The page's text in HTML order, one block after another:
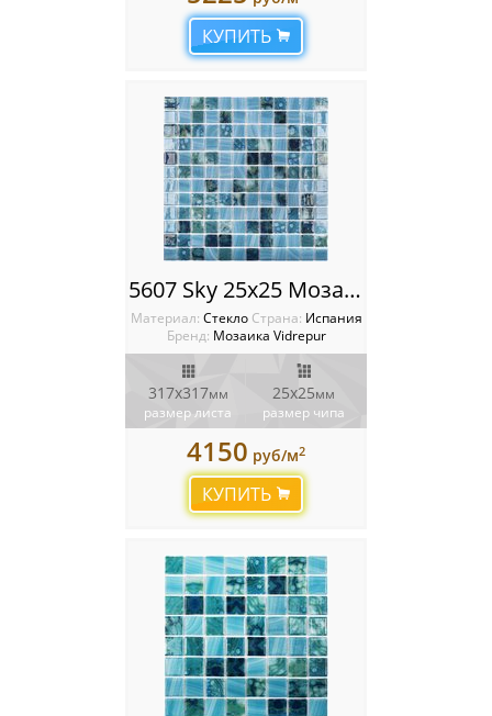
КУПИТЬ
5607 Sky 25x25 Мозаика Vidrepur Nature
Материал: Стекло Cтрана: Испания
Бренд: Мозаика Vidrepur
317х317мм
размер листа
25х25мм
размер чипа
4150 руб/м2
КУПИТЬ